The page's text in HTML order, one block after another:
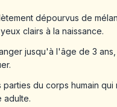
dépourvus de
clairs à la naissance.
jusqu'à l'âge de 3 ans,
du corps humain qui
adulte.